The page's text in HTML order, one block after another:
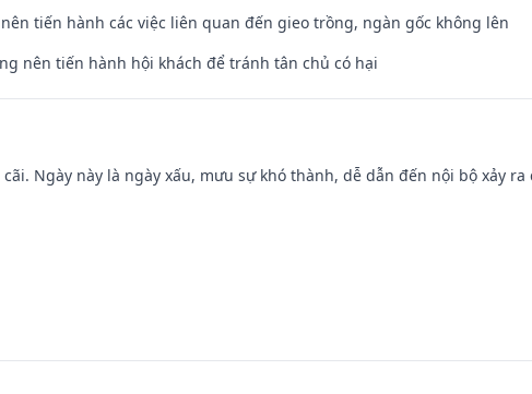
tiến hành các việc liên quan đến gieo trồng, ngàn gốc không lên
nên tiến hành hội khách để tránh tân chủ có hại
Ngày này là ngày xấu, mưu sự khó thành, dễ dẫn đến nội bộ xảy ra